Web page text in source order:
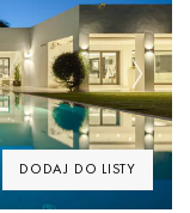
DODAJ DO LISTY
Next